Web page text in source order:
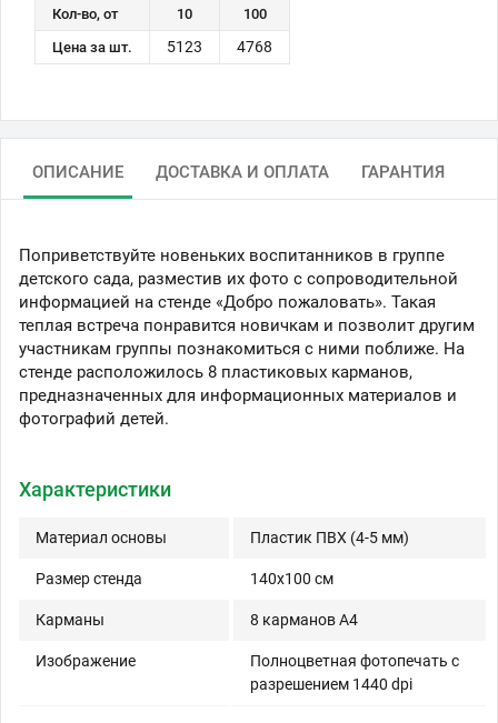
Кол-во, от 10
100
Цена за шт.
5123 4768
ОПИСАНИЕ ДОСТАВКА И ОПЛАТА ГАРАНТИЯ
Поприветствуйте новеньких воспитанников в группе
детского сада, разместив их фото с сопроводительной
информацией на стенде «Добро пожаловать». Такая
теплая встреча понравится новичкам и позволит другим
участникам группы познакомиться с ними поближе. На
стенде расположилось 8 пластиковых карманов,
предназначенных для информационных материалов и
фотографий детей.
Характеристики
Материал основы Пластик ПВХ (4-5 мм)
Размер стенда 140x100 см
Карманы 8 карманов A4
Изображение
Полноцветная фотопечать с
разрешением 1440 dpi